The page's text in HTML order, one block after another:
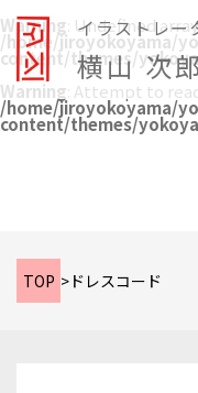
イラストレー
横山 次
Warning: Undefined
/home/jiroyokoyama/
content/themes/
Warning: Attempt to
/home/jiroyokoyama/
content/themes/
TOP > ドレスコード